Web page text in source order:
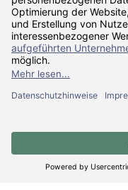
Zahlarten